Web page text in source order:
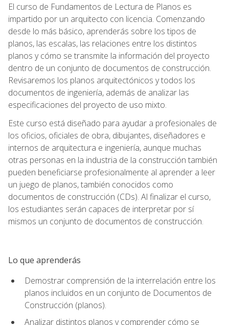
El curso de Fundamentos de Lectura de Planos es
impartido por un arquitecto con licencia. Comenzando
desde lo más básico, aprenderás sobre los tipos de
planos, las escalas, las relaciones entre los distintos
planos y cómo se transmite la información del proyecto
dentro de un conjunto de documentos de construcción.
Revisaremos los planos arquitectónicos y todos los
documentos de ingeniería, además de analizar las
especificaciones del proyecto de uso mixto.
Este curso está diseñado para ayudar a profesionales de
los oficios, oficiales de obra, dibujantes, diseñadores e
internos de arquitectura e ingeniería, aunque muchas
otras personas en la industria de la construcción también
pueden beneficiarse profesionalmente al aprender a leer
un juego de planos, también conocidos como
documentos de construcción (CDs). Al finalizar el curso,
los estudiantes serán capaces de interpretar por sí
mismos un conjunto de documentos de construcción.
Lo que aprenderás
Demostrar comprensión de la interrelación entre los
planos incluidos en un conjunto de Documentos de
Construcción (planos).
Analizar distintos planos y comprender cómo se